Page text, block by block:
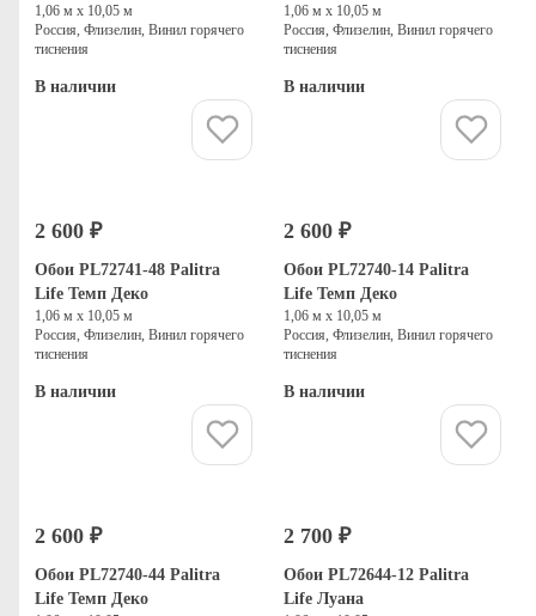
1,06 м х 10,05 м
Россия, Флизелин, Винил горячего
тиснения
В наличии
1,06 м х 10,05 м
Россия, Флизелин, Винил горячего
тиснения
В наличии
2 600 ₽
Обои PL72741-48 Palitra
Life Темп Деко
1,06 м х 10,05 м
Россия, Флизелин, Винил горячего
тиснения
В наличии
2 600 ₽
Обои PL72740-14 Palitra
Life Темп Деко
1,06 м х 10,05 м
Россия, Флизелин, Винил горячего
тиснения
В наличии
2 600 ₽
Обои PL72740-44 Palitra
Life Темп Деко
2 700 ₽
Обои PL72644-12 Palitra
Life Луана